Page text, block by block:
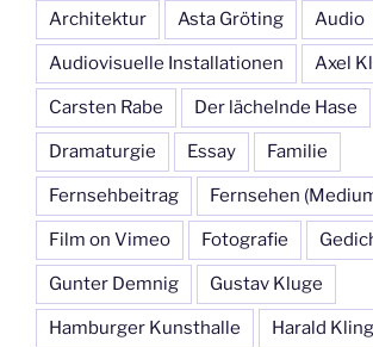
Architektur Asta Gröting Audio
Audiovisuelle Installationen Axel
Carsten Rabe Der lächelnde Hase
Dramaturgie Essay Familie
Fernsehbeitrag Fernsehen
Film on Vimeo Fotografie
Gunter Demnig Gustav Kluge
Hamburger Kunsthalle Harald